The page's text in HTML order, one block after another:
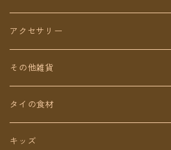
ショート丈
Baby&Kids
スカート
キッズ
アクセサリー
ピアス（イヤリング）
ネックレス
リング
その他雑貨
タイの食材
キッズ